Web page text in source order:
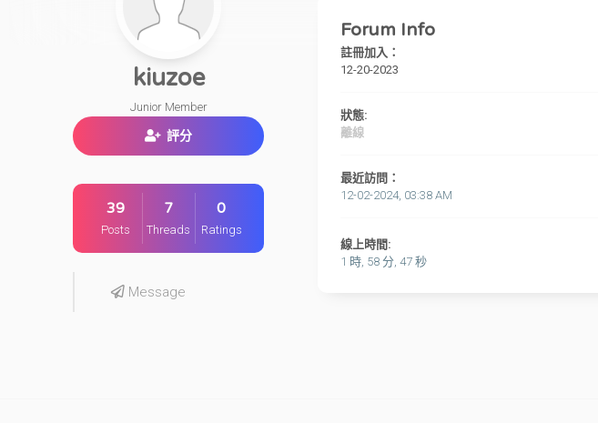
kiuzoe
Junior Member
評分
39
Posts
7
Threads
0
Ratings
Message
Forum Info
註冊加入：
12-20-2023
狀態:
離線
最近訪問：
12-02-2024, 03:38 AM
線上時間:
1 時, 58 分, 47 秒